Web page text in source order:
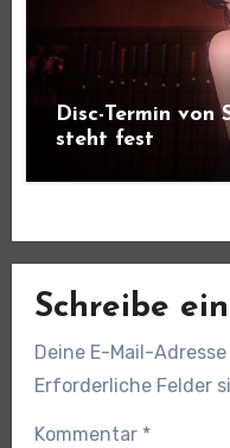
Disc-Termin von
steht fest
Schreibe
Deine E-Mail-
Erforderliche Felder
Kommentar *